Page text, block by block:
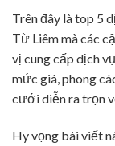
Trên đây là top 5
Từ Liêm mà các
vị cung cấp dịch
mức giá, phong
cưới diễn ra trọn
Hy vọng bài viết